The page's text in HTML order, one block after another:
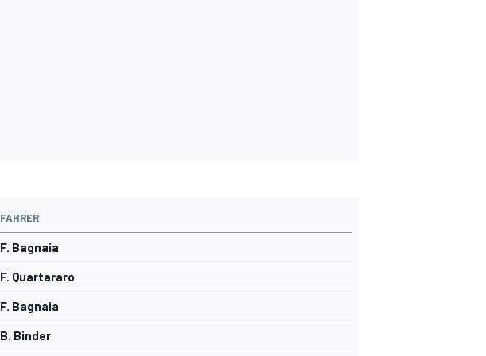
FAHRER
F. Bagnaia
F. Quartararo
F. Bagnaia
B. Binder